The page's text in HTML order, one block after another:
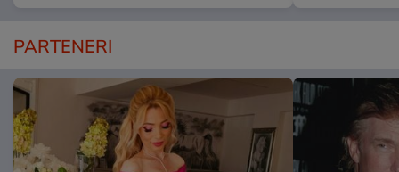
PARTENERI